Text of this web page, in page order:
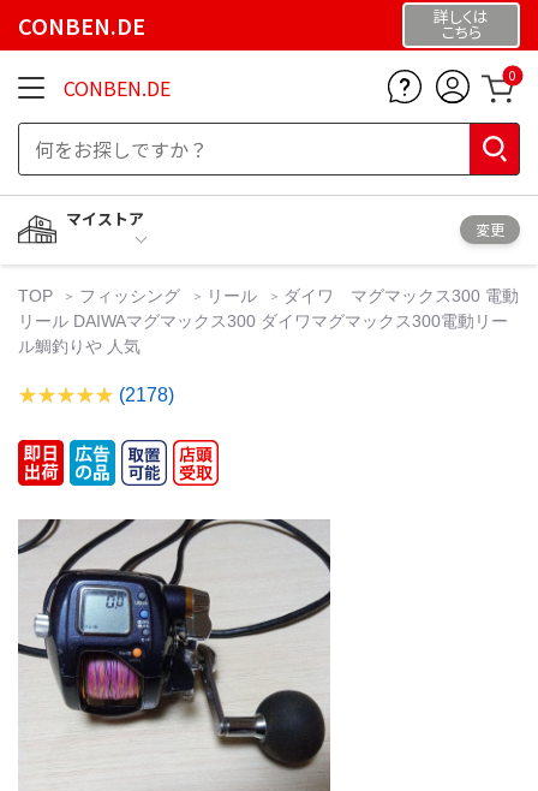
CONBEN.DE 詳しくは
こちら
CONBEN.DE 0
マイストア
変更
TOP フィッシング リール
ダイワ マグマックス300 電動
リール DAIWAマグマックス300 ダイワマグマックス300電動リー
ル鯛釣りや 人気
(2178)